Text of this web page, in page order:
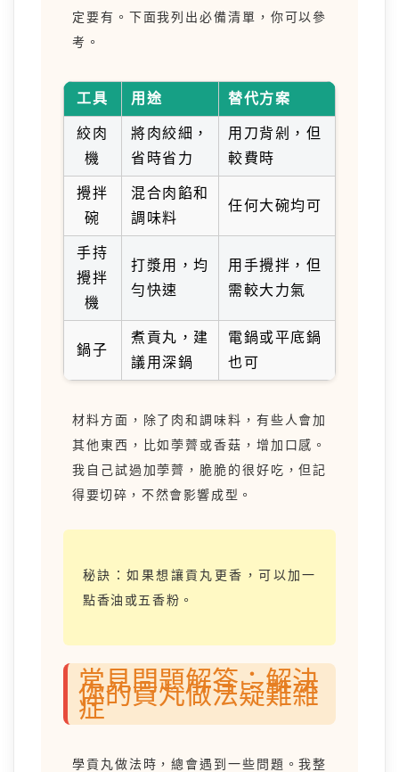
定要有。下面我列出必備清單，你可以參
考。
工具 用途 替代方案
絞肉
機
將肉絞細，
省時省力
用刀背剁，但
較費時
攪拌
碗
混合肉餡和
調味料
任何大碗均可
手持
攪拌
機
打漿用，均
勻快速
用手攪拌，但
需較大力氣
鍋子
煮貢丸，建
議用深鍋
電鍋或平底鍋
也可
材料方面，除了肉和調味料，有些人會加
其他東西，比如荸薺或香菇，增加口感。
我自己試過加荸薺，脆脆的很好吃，但記
得要切碎，不然會影響成型。
秘訣：如果想讓貢丸更香，可以加一
點香油或五香粉。
常見問題解答：解決
你的貢丸做法疑難雜
症
學貢丸做法時，總會遇到一些問題。我整